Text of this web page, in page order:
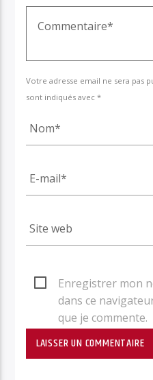
Votre adresse email ne sera pas
sont indiqués avec *
Enregistrer mon
dans ce
que je commente.